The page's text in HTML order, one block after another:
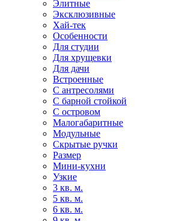
Элитные
Эксклюзивные
Хай-тек
Особенности
Для студии
Для хрущевки
Для дачи
Встроенные
С антресолями
С барной стойкой
С островом
Малогабаритные
Модульные
Скрытые ручки
Размер
Мини-кухни
Узкие
3 кв. м.
5 кв. м.
6 кв. м.